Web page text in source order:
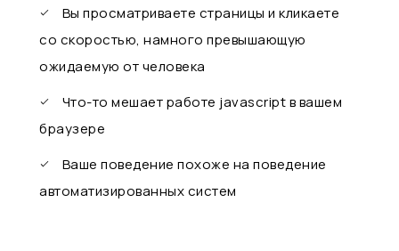
Вы просматриваете страницы и кликаете
со скоростью, намного превышающую
ожидаемую от человека
Что-то мешает работе javascript в вашем
браузере
Ваше поведение похоже на поведение
автоматизированных систем